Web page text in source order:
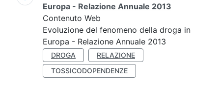
Europa - Relazione Annuale 2013
Contenuto Web
Evoluzione del fenomeno della droga in
Europa - Relazione Annuale 2013
DROGA
RELAZIONE
TOSSICODOPENDENZE